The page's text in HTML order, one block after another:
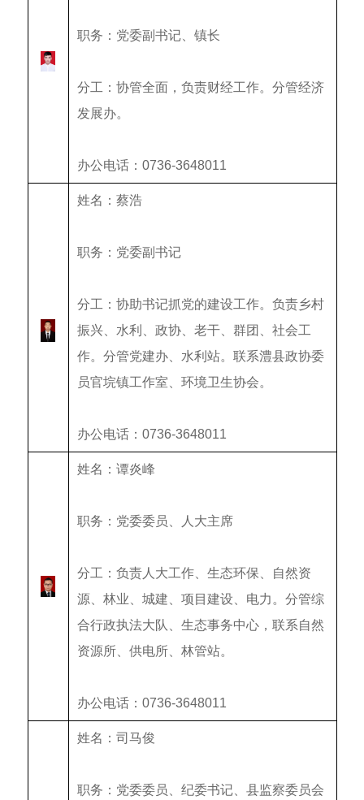
职务：党委副书记、镇长
分工： 协管全面， 负责财经工作。分管经济
发展办。
办公电话：0736-3648011
姓名：蔡浩
职务：党委副书记
分工： 协助书记抓党的建设工作。 负责乡村
振兴、水利、政协、 老干、 群团
、社会工
作。分管党建办、水利站。联系澧县政协委
员官垸镇工作室、环境卫生协会。
办公电话：0736-3648011
姓名：谭炎峰
职务：党委委员、人大主席
分工： 负责人大工作、生态环保 、自然资
源、林业、城建、项目建设、电力。分管综
合行政执法大队、生态事务中心，联系自然
资源所、供电所、林管站。
办公电话：0736-3648011
姓名：司马俊
职务：党委委员、纪委书记、县监察委员会